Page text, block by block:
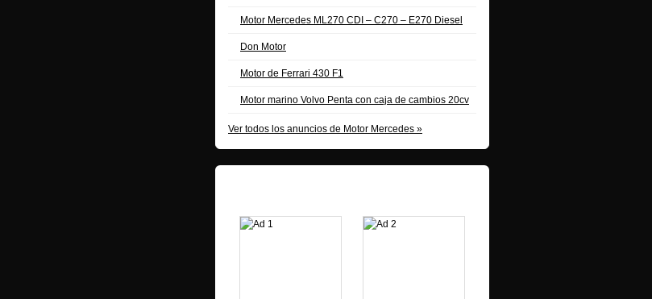
Motor Mercedes ML270 CDI – C270 – E270 Diesel
Don Motor
Motor de Ferrari 430 F1
Motor marino Volvo Penta con caja de cambios 20cv
Ver todos los anuncios de Motor Mercedes »